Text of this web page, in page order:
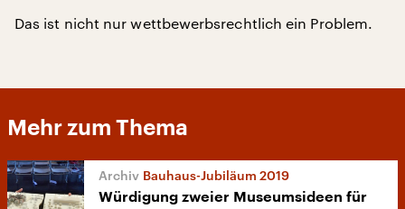
Das ist nicht nur wettbewerbsrechtlich ein Problem.
Mehr zum Thema
Bauhaus-Jubiläum 2019
Würdigung zweier Museumsideen für